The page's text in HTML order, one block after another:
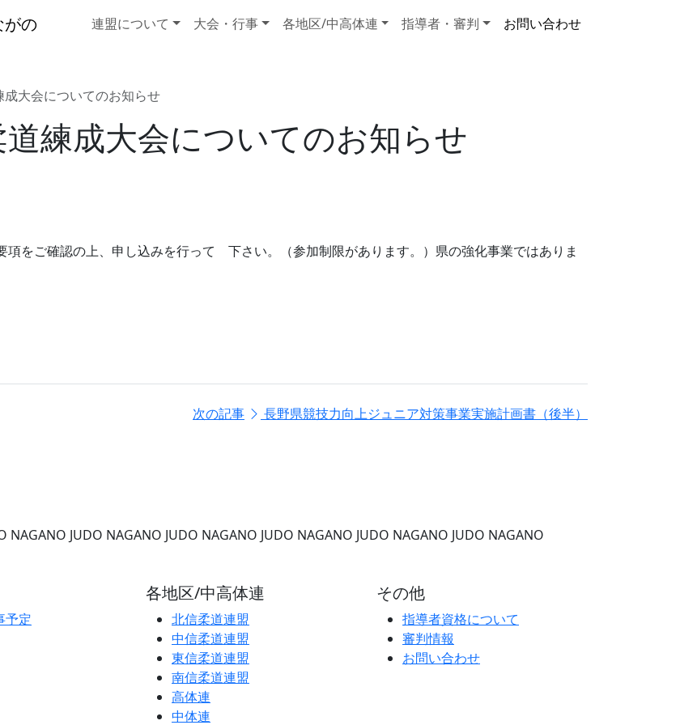
連盟について 大会・行事 各地区/中高体連 指導者・審判 お問い合わせ
大会についてのお知らせ
練成大会についてのお知らせ
項をご確認の上、申し込みを行って 下さい。（参加制限があります。）県の強化事業ではありま
次の記事 長野県競技力向上ジュニア対策事業実施計画書（後半）
NAGANO JUDO NAGANO JUDO NAGANO JUDO NAGANO JUDO NAGANO JUDO NAGANO
予定
各地区/中高体連
北信柔道連盟
中信柔道連盟
東信柔道連盟
南信柔道連盟
高体連
中体連
その他
指導者資格について
審判情報
お問い合わせ